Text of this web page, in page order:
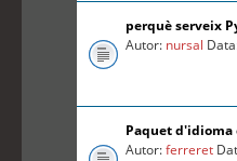
perquè serveix
Autor: nursal
Paquet d'idioma
Autor:ferreret